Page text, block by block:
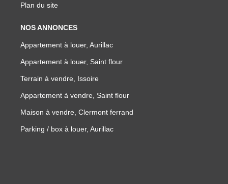
Plan du site
NOS ANNONCES
Appartement à louer, Aurillac
Appartement à louer, Saint flour
Terrain à vendre, Issoire
Appartement à vendre, Saint flour
Maison à vendre, Clermont ferrand
Parking / box à louer, Aurillac